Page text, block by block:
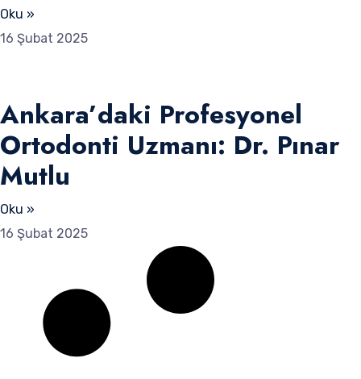
Oku »
16 Şubat 2025
Ankara’daki Profesyonel
Ortodonti Uzmanı: Dr. Pınar
Mutlu
Oku »
16 Şubat 2025